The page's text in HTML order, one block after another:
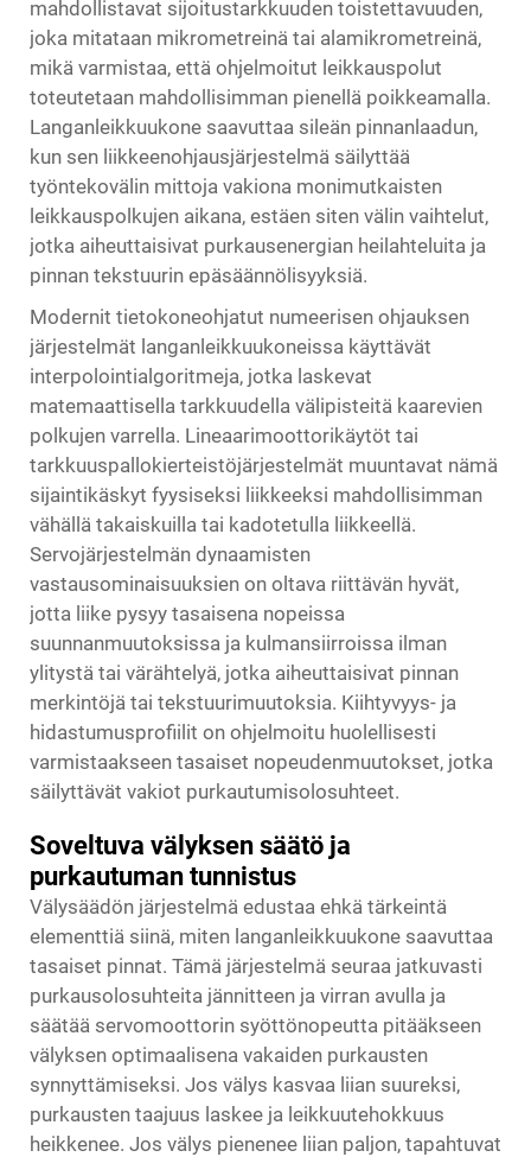
mahdollistavat sijoitustarkkuuden toistettavuuden,
joka mitataan mikrometreinä tai alamikrometreinä,
mikä varmistaa, että ohjelmoitut leikkauspolut
toteutetaan mahdollisimman pienellä poikkeamalla.
Langanleikkuukone saavuttaa sileän pinnanlaadun,
kun sen liikkeenohjausjärjestelmä säilyttää
työntekovälin mittoja vakiona monimutkaisten
leikkauspolkujen aikana, estäen siten välin vaihtelut,
jotka aiheuttaisivat purkausenergian heilahteluita ja
pinnan tekstuurin epäsäännölisyyksiä.
Modernit tietokoneohjatut numeerisen ohjauksen
järjestelmät langanleikkuukoneissa käyttävät
interpolointialgoritmeja, jotka laskevat
matemaattisella tarkkuudella välipisteitä kaarevien
polkujen varrella. Lineaarimoottorikäytöt tai
tarkkuuspallokierteistöjärjestelmät muuntavat nämä
sijaintikäskyt fyysiseksi liikkeeksi mahdollisimman
vähällä takaiskuilla tai kadotetulla liikkeellä.
Servojärjestelmän dynaamisten
vastausominaisuuksien on oltava riittävän hyvät,
jotta liike pysyy tasaisena nopeissa
suunnanmuutoksissa ja kulmansiirroissa ilman
ylitystä tai värähtelyä, jotka aiheuttaisivat pinnan
merkintöjä tai tekstuurimuutoksia. Kiihtyvyys- ja
hidastumusprofiilit on ohjelmoitu huolellisesti
varmistaakseen tasaiset nopeudenmuutokset, jotka
säilyttävät vakiot purkautumisolosuhteet.
Soveltuva välyksen säätö ja
purkautuman tunnistus
Välysäädön järjestelmä edustaa ehkä tärkeintä
elementtiä siinä, miten langanleikkuukone saavuttaa
tasaiset pinnat. Tämä järjestelmä seuraa jatkuvasti
purkausolosuhteita jännitteen ja virran avulla ja
säätää servomoottorin syöttönopeutta pitääkseen
välyksen optimaalisena vakaiden purkausten
synnyttämiseksi. Jos välys kasvaa liian suureksi,
purkausten taajuus laskee ja leikkuutehokkuus
heikkenee. Jos välys pienenee liian paljon, tapahtuvat